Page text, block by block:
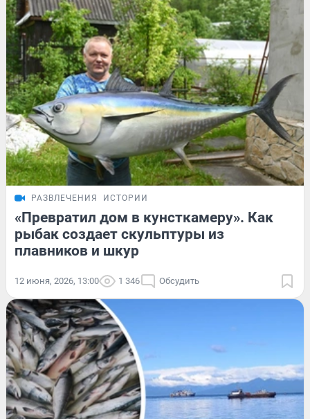
РАЗВЛЕЧЕНИЯ ИСТОРИИ
«Превратил дом в кунсткамеру». Как
рыбак создает скульптуры из
плавников и шкур
12 июня, 2026, 13:00 1 346 Обсудить